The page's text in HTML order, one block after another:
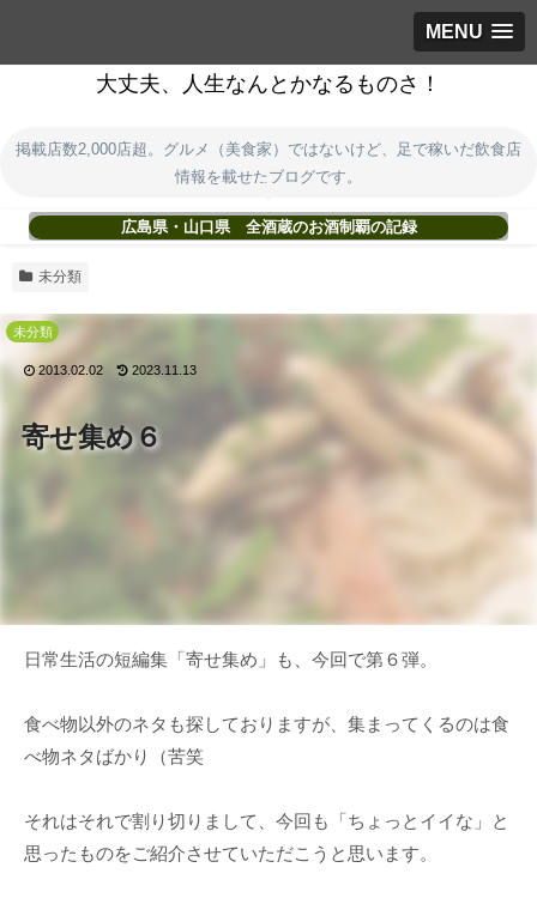
MENU
大丈夫、人生なんとかなるものさ！
掲載店数2,000店超。グルメ（美食家）ではないけど、足で稼いだ飲食店
情報を載せたブログです。
広島県・山口県 全酒蔵のお酒制覇の記録
未分類
寄せ集め６
未分類
2013.02.02 2023.11.13
日常生活の短編集「寄せ集め」も、今回で第６弾。
食べ物以外のネタも探しておりますが、集まってくるのは食
べ物ネタばかり（苦笑
それはそれで割り切りまして、今回も「ちょっとイイな」と
思ったものをご紹介させていただこうと思います。